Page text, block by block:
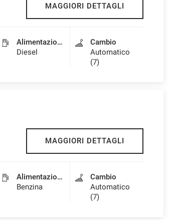
MAGGIORI DETTAGLI
Alimentazione
Diesel
Cambio
Automatico
(7)
MAGGIORI DETTAGLI
Alimentazione
Benzina
Cambio
Automatico
(7)